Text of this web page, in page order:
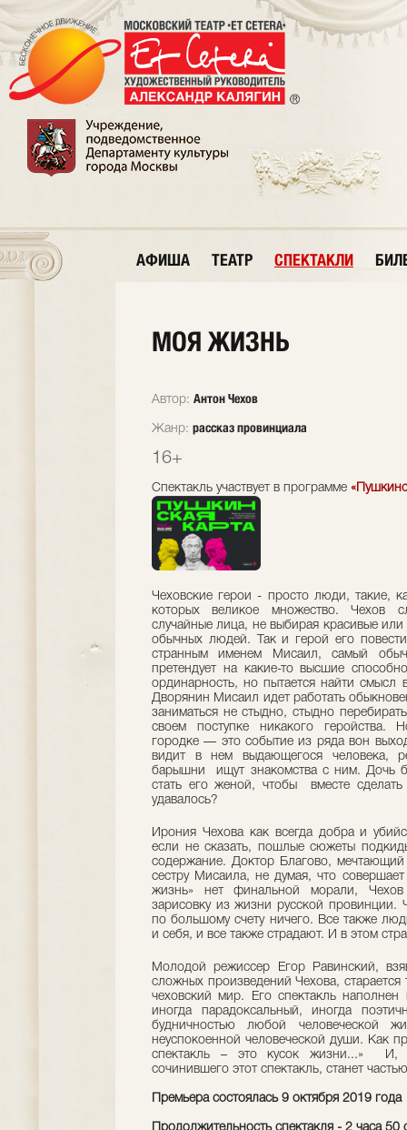
АФИША ТЕАТР СПЕКТАКЛИ
МОЯ ЖИЗНЬ
Автор: Антон Чехов
Жанр: рассказ провинциала
16+
Спектакль участвует в программе
Чеховские герои - просто люди, такие,
которых великое множество. Чехов
случайные лица, не выбирая красивые
обычных людей. Так и герой его
странным именем Мисаил, самый
претендует на какие-то высшие
ординарность, но пытается найти смысл
Дворянин Мисаил идет работать
заниматься не стыдно, стыдно
своем поступке никакого геройства.
городке — это событие из ряда вон
видит в нем выдающегося человека,
барышни ищут знакомства с ним. Дочь
стать его женой, чтобы вместе
удавалось?
Ирония Чехова как всегда добра и
если не сказать, пошлые сюжеты
содержание. Доктор Благово,
сестру Мисаила, не думая, что
жизнь» нет финальной морали, Чехов
зарисовку из жизни русской
по большому счету ничего. Все также
и себя, и все также страдают. И в этом
Молодой режиссер Егор Равинский,
сложных произведений Чехова, старается
чеховский мир. Его спектакль
иногда парадоксальный, иногда
будничностью любой человеческой
неуспокоенной человеческой души. Как
спектакль – это кусок жизни...» И,
сочинившего этот спектакль, станет
Премьера состоялась 9 октября 2019 года